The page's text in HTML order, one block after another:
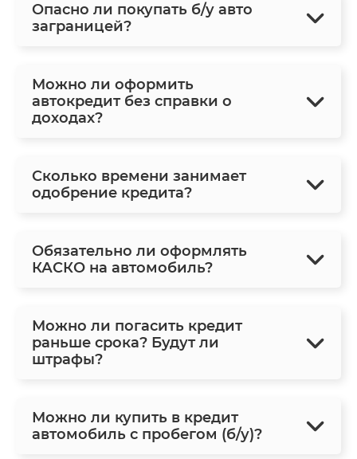
Опасно ли покупать б/у авто
заграницей?
Можно ли оформить
автокредит без справки о
доходах?
Сколько времени занимает
одобрение кредита?
Обязательно ли оформлять
КАСКО на автомобиль?
Можно ли погасить кредит
раньше срока? Будут ли
штрафы?
Можно ли купить в кредит
автомобиль с пробегом (б/у)?